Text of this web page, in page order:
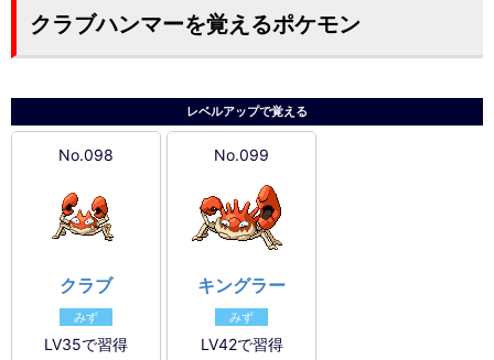
クラブハンマーを覚えるポケモン
レベルアップで覚える
No.098
クラブ
みず
LV35で習得
No.099
キングラー
みず
LV42で習得